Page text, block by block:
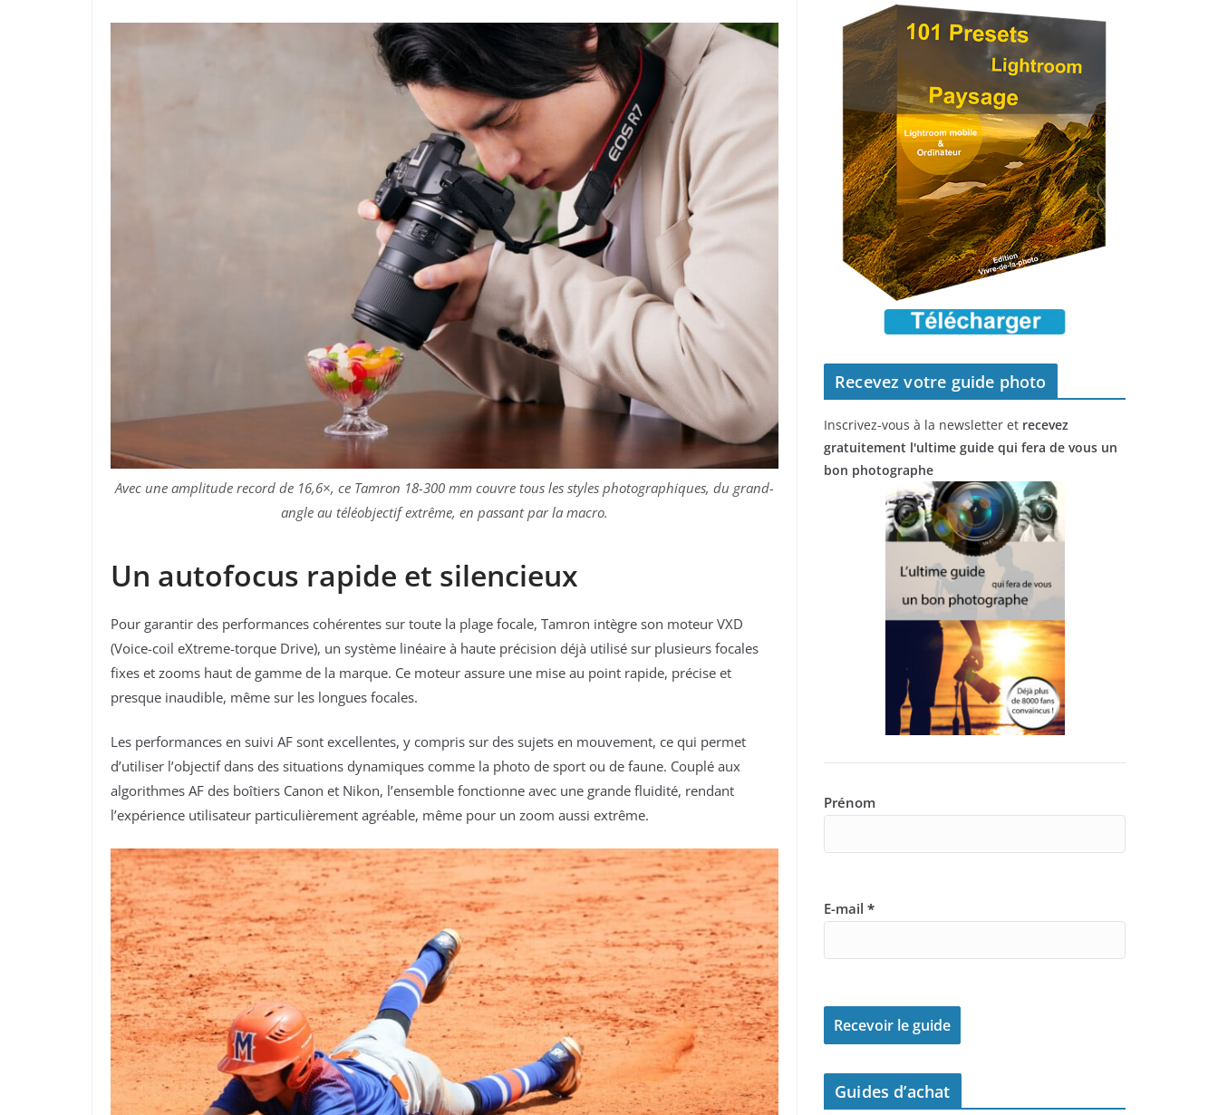
Avec une amplitude record de 16,6×, ce Tamron 18-300 mm couvre tous les styles photographiques, du grand-
angle au téléobjectif extrême, en passant par la macro.
Un autofocus rapide et silencieux
Pour garantir des performances cohérentes sur toute la plage focale, Tamron intègre son moteur VXD
(Voice-coil eXtreme-torque Drive), un système linéaire à haute précision déjà utilisé sur plusieurs focales
fixes et zooms haut de gamme de la marque. Ce moteur assure une mise au point rapide, précise et
presque inaudible, même sur les longues focales.
Les performances en suivi AF sont excellentes, y compris sur des sujets en mouvement, ce qui permet
d’utiliser l’objectif dans des situations dynamiques comme la photo de sport ou de faune. Couplé aux
algorithmes AF des boîtiers Canon et Nikon, l’ensemble fonctionne avec une grande fluidité, rendant
l’expérience utilisateur particulièrement agréable, même pour un zoom aussi extrême.
Recevez votre guide photo
Inscrivez-vous à la newsletter et recevez
gratuitement l'ultime guide qui fera de vous un
bon photographe
Prénom
E-mail *
Guides d’achat